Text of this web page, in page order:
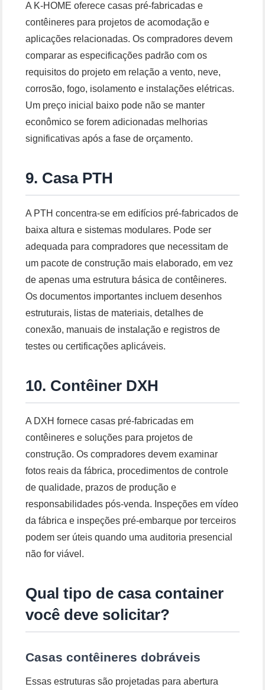
A K-HOME oferece casas pré-fabricadas e
contêineres para projetos de acomodação e
aplicações relacionadas. Os compradores devem
comparar as especificações padrão com os
requisitos do projeto em relação a vento, neve,
corrosão, fogo, isolamento e instalações elétricas.
Um preço inicial baixo pode não se manter
econômico se forem adicionadas melhorias
significativas após a fase de orçamento.
9. Casa PTH
A PTH concentra-se em edifícios pré-fabricados de
baixa altura e sistemas modulares. Pode ser
adequada para compradores que necessitam de
um pacote de construção mais elaborado, em vez
de apenas uma estrutura básica de contêineres.
Os documentos importantes incluem desenhos
estruturais, listas de materiais, detalhes de
conexão, manuais de instalação e registros de
testes ou certificações aplicáveis.
10. Contêiner DXH
A DXH fornece casas pré-fabricadas em
contêineres e soluções para projetos de
construção. Os compradores devem examinar
fotos reais da fábrica, procedimentos de controle
de qualidade, prazos de produção e
responsabilidades pós-venda. Inspeções em vídeo
da fábrica e inspeções pré-embarque por terceiros
podem ser úteis quando uma auditoria presencial
não for viável.
Qual tipo de casa container
você deve solicitar?
Casas contêineres dobráveis
Essas estruturas são projetadas para abertura